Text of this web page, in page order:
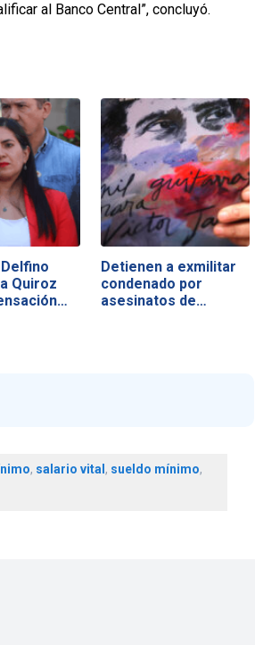
al Banco Central”, concluyó.
Quiroz
Detienen a exmilitar
condenado por
asesinatos de…
, salario vital , sueldo mínimo,